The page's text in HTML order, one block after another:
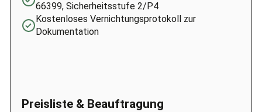
66399, Sicherheitsstufe 2/P4
Kostenloses Vernichtungsprotokoll zur
Dokumentation
Preisliste & Beauftragung